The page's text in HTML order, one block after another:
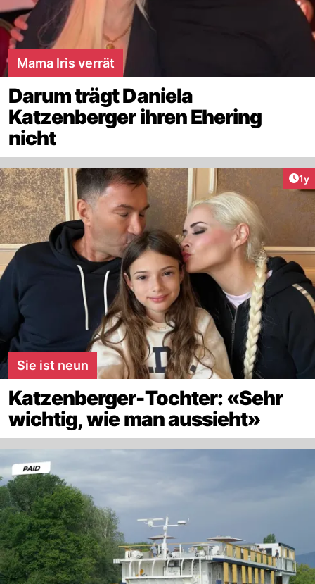
Mama Iris verrät
Darum trägt Daniela
Katzenberger ihren Ehering
nicht
1y
Sie ist neun
Katzenberger-Tochter: «Sehr
wichtig, wie man aussieht»